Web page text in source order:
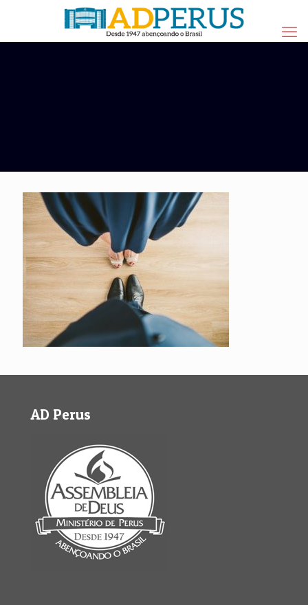
AD Perus